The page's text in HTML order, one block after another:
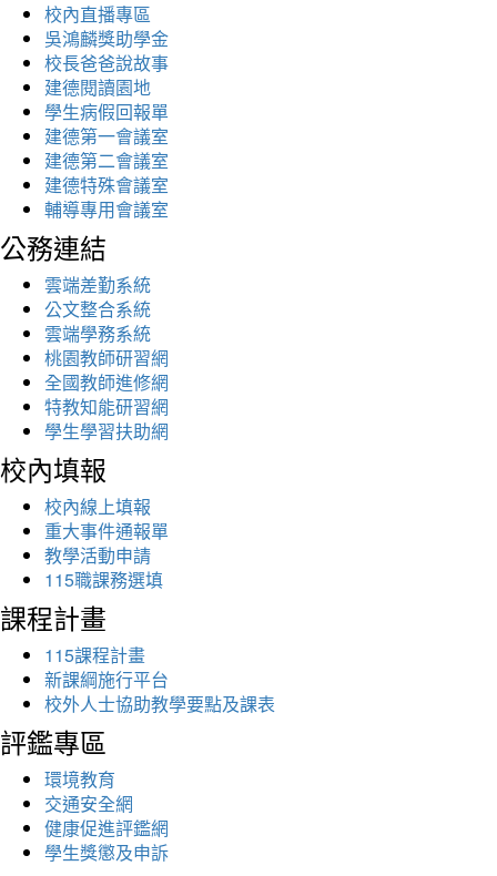
校內直播專區
吳鴻麟獎助學金
校長爸爸說故事
建德閱讀園地
學生病假回報單
建德第一會議室
建德第二會議室
建德特殊會議室
輔導專用會議室
公務連結
雲端差勤系統
公文整合系統
雲端學務系統
桃園教師研習網
全國教師進修網
特教知能研習網
學生學習扶助網
校內填報
校內線上填報
重大事件通報單
教學活動申請
115職課務選填
課程計畫
115課程計畫
新課綱施行平台
校外人士協助教學要點及課表
評鑑專區
環境教育
交通安全網
健康促進評鑑網
學生獎懲及申訴